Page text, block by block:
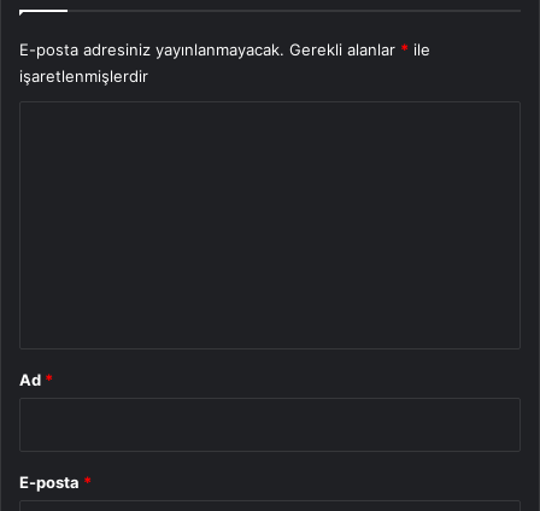
E-posta adresiniz yayınlanmayacak. Gerekli alanlar * ile
işaretlenmişlerdir
Ad *
E-posta *